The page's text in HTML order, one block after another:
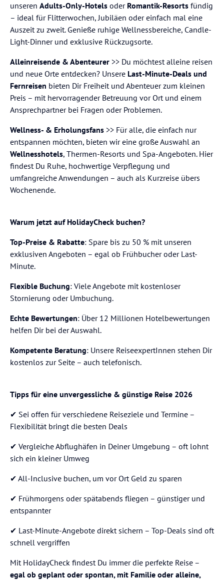
unseren Adults-Only-Hotels oder Romantik-Resorts fündig
– ideal für Flitterwochen, Jubiläen oder einfach mal eine
Auszeit zu zweit. Genieße ruhige Wellnessbereiche, Candle-
Light-Dinner und exklusive Rückzugsorte.
Alleinreisende & Abenteurer >> Du möchtest alleine reisen
und neue Orte entdecken? Unsere Last-Minute-Deals und
Fernreisen bieten Dir Freiheit und Abenteuer zum kleinen
Preis – mit hervorragender Betreuung vor Ort und einem
Ansprechpartner bei Fragen oder Problemen.
Wellness- & Erholungsfans >> Für alle, die einfach nur
entspannen möchten, bieten wir eine große Auswahl an
Wellnesshotels, Thermen-Resorts und Spa-Angeboten. Hier
findest Du Ruhe, hochwertige Verpflegung und
umfangreiche Anwendungen – auch als Kurzreise übers
Wochenende.
Warum jetzt auf HolidayCheck buchen?
Top-Preise & Rabatte: Spare bis zu 50 % mit unseren
exklusiven Angeboten – egal ob Frühbucher oder Last-
Minute.
Flexible Buchung: Viele Angebote mit kostenloser
Stornierung oder Umbuchung.
Echte Bewertungen: Über 12 Millionen Hotelbewertungen
helfen Dir bei der Auswahl.
Kompetente Beratung: Unsere ReiseexpertInnen stehen Dir
kostenlos zur Seite – auch telefonisch.
Tipps für eine unvergessliche & günstige Reise 2026
✔ Sei offen für verschiedene Reiseziele und Termine –
Flexibilität bringt die besten Deals
✔ Vergleiche Abflughäfen in Deiner Umgebung – oft lohnt
sich ein kleiner Umweg
✔ All-Inclusive buchen, um vor Ort Geld zu sparen
✔ Frühmorgens oder spätabends fliegen – günstiger und
entspannter
✔ Last-Minute-Angebote direkt sichern – Top-Deals sind oft
schnell vergriffen
Mit HolidayCheck findest Du immer die perfekte Reise –
egal ob geplant oder spontan, mit Familie oder alleine,